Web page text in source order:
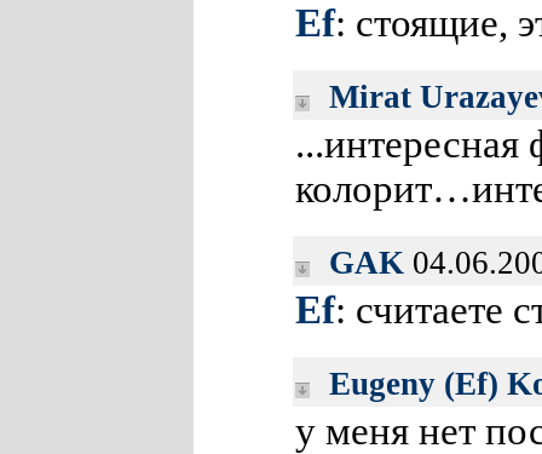
Ef: стоящие,
Mirat
GAK
Ef: считаете
Eugeny (Ef)
у меня нет